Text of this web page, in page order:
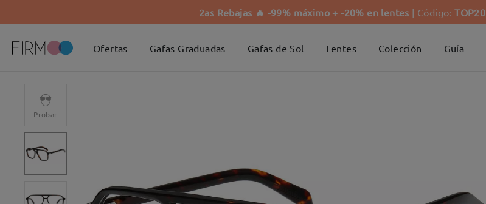
2as Rebajas 🔥 -99% máximo + -20% en lentes | Código:TOP20
Ofertas Gafas Graduadas Gafas de Sol Lentes Colección Guía
Probar